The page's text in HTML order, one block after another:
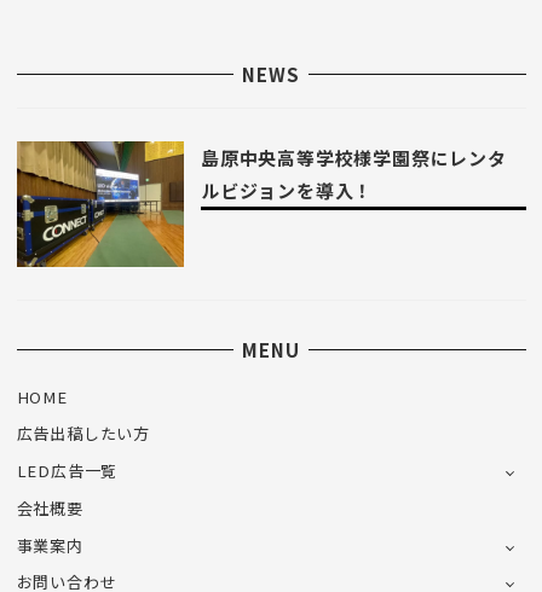
NEWS
島原中央高等学校様学園祭にレンタ
ルビジョンを導入！
MENU
HOME
広告出稿したい方
LED広告一覧
会社概要
事業案内
お問い合わせ